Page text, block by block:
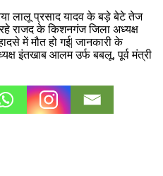
लालू प्रसाद यादव के बड़े बेटे तेज
राजद के किशनगंज जिला अध्यक्ष
में मौत हो गई| जानकारी के
इंतखाब आलम उर्फ बबलू, पूर्व मंत्री